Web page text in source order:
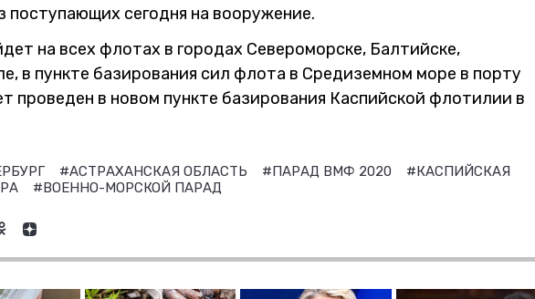
поступающих сегодня на вооружение.
на всех флотах в городах Североморске, Балтийске,
в пункте базирования сил флота в Средиземном море в порту
проведен в новом пункте базирования Каспийской флотилии в
#АСТРАХАНСКАЯ ОБЛАСТЬ #ПАРАД ВМФ 2020
#КАСПИЙСКАЯ
#ВОЕННО-МОРСКОЙ ПАРАД